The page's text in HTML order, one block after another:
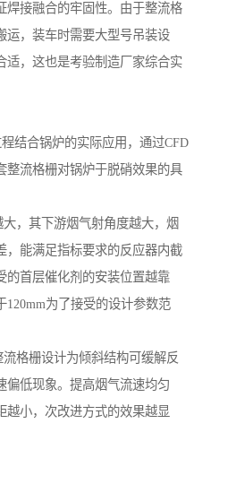
焊接融合的牢固性。由于整流格
运，装车时需要大型号吊装设
适，这也是考验制造厂家综合实
结合锅炉的实际应用，通过CFD
整流格栅对锅炉于脱硝效果的具
，其下游烟气射角度越大，烟
，能满足指标要求的反应器内截
的首层催化剂的安装位置越靠
120mm为了接受的设计参数范
格栅设计为倾斜结构可缓解反
偏低现象。提高烟气流速均匀
越小，次改进方式的效果越显